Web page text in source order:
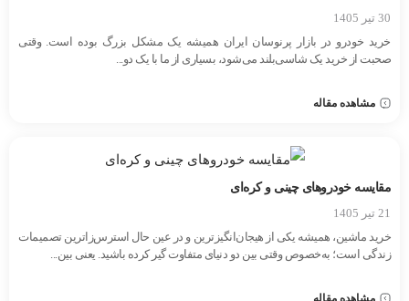
30 تیر 1405
خرید خودرو در بازار پرنوسان ایران همیشه یک مشکل بزرگ بوده است. وقتی
صحبت از خرید یک شاسی‌بلند می‌شود، بسیاری از ما با یک دو...
مشاهده مقاله
مقایسه خودروهای چینی و کره‌ای
21 تیر 1405
خرید ماشین، همیشه یکی از هیجان‌انگیزترین و در عین حال استرس‌زاترین تصمیمات
زندگی است؛ به‌خصوص وقتی بین دو دنیای متفاوت گیر کرده باشید. یعنی بین...
مشاهده مقاله